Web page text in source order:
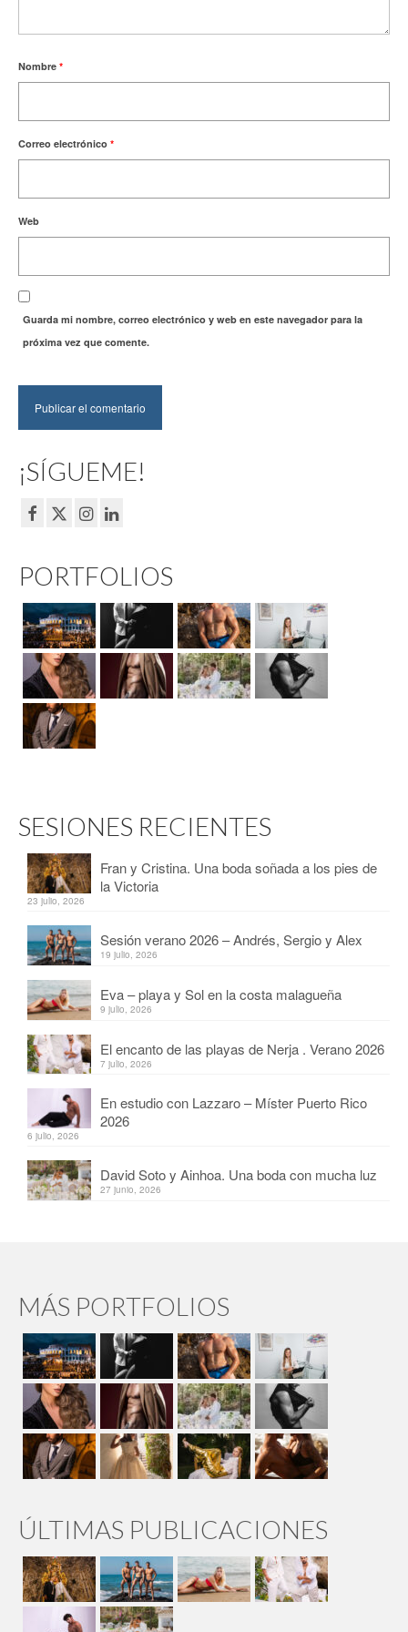
Nombre *
Correo electrónico *
Web
Guarda mi nombre, correo electrónico y web en este navegador para la
próxima vez que comente.
¡SÍGUEME!
PORTFOLIOS
SESIONES RECIENTES
Fran y Cristina. Una boda soñada a los pies de
la Victoria
23 julio, 2026
Sesión verano 2026 – Andrés, Sergio y Alex
19 julio, 2026
Eva – playa y Sol en la costa malagueña
9 julio, 2026
El encanto de las playas de Nerja . Verano 2026
7 julio, 2026
En estudio con Lazzaro – Míster Puerto Rico
2026
6 julio, 2026
David Soto y Ainhoa. Una boda con mucha luz
27 junio, 2026
MÁS PORTFOLIOS
ÚLTIMAS PUBLICACIONES